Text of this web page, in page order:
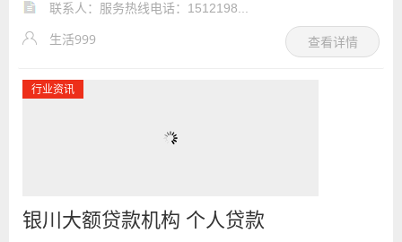
联系人：服务热线电话：1512198...
生活999 查看详情
行业资讯
银川大额贷款机构 个人贷款